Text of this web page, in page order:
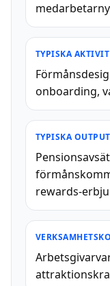
TYPISKA
onboarding,
TYPISKA
rewards-